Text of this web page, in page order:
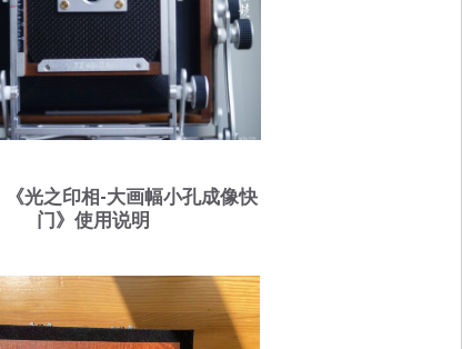
《光之印相-大画幅小孔成像快
门》使用说明